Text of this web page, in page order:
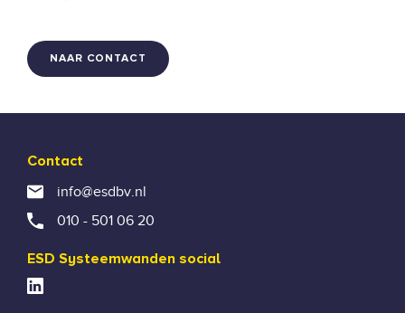
NAAR CONTACT
Contact
info@esdbv.nl
010 - 501 06 20
ESD Systeemwanden social